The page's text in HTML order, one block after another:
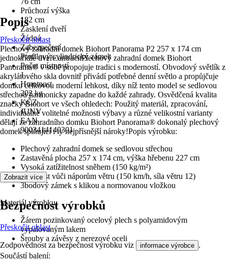
Průchozí výška
182 cm
Zasklení dveří
Žádná
Zabezpečení
Profilový cylindrický zámek
Počet místností
1
Hmotnost
202 kg
KČZ
JUNV
EAN
9003414140301
Popis
Přeskočit oblast
Plechový zahradní domek Biohort Panorama P2 257 x 174 cm
jednokřídlé dveře antracitPlechový zahradní domek Biohort
Panorama® v sobě propojuje tradici s moderností. Obvodový světlík z
akrylátového skla dovnitř přivádí potřebné denní světlo a propůjčuje
domku celkovou moderní lehkost, díky níž tento model se sedlovou
střechou harmonicky zapadne do každé zahrady. Osvědčená kvalita
značky Biohort ve všech ohledech: Použitý materiál, zpracování,
individuálně volitelné možnosti výbavy a různé velikostní varianty
dělají ze zahradního domku Biohort Panorama® dokonalý plechový
domek splňující i ty nejpřísnější nároky!Popis výrobku:
Plechový zahradní domek se sedlovou střechou
Zastavěná plocha 257 x 174 cm, výška hřebenu 227 cm
Vysoká zatížitelnost sněhem (150 kg/m²)
Odolnost vůči náporům větru (150 km/h, síla větru 12)
3bodový zámek s klikou a normovanou vložkou
Materiál výrobku:
Žárem pozinkovaný ocelový plech s polyamidovým
vypalovaným lakem
Šrouby a závěsy z nerezové oceli
Součástí balení:
Zobrazit více
Bezpečnost výrobků
Přeskočit oblast
Zodpovědnost za bezpečnost výrobku viz informace výrobce .